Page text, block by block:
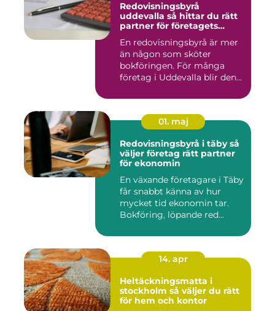
Redovisningsbyrå
uddevalla så hittar du rätt
partner för företagets
En redovisningsbyrå är mer
än någon som sköter
bokföringen. För många
företag i Uddevalla blir den
01. maj
Redovisningsbyrå i täby så
väljer företag rätt partner
för ekonomin
En växande företagare i Täby
får snabbt känna av hur
mycket tid ekonomin tar.
Bokföring, löpande red...
14. apr
Heltäckningsmatta i
stockholm så väljer du rätt
för hem och kontor